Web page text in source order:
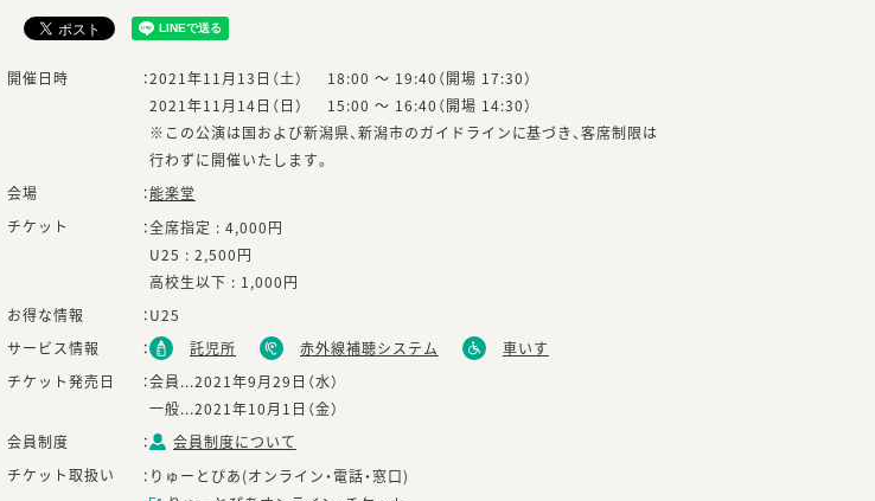
開催日時 ：2021年11月13日（土）
18:00 ～ 19:40（開場 17:30）
2021年11月14日（日）
15:00 ～ 16:40（開場 14:30）
※この公演は国および新潟県、新潟市のガイドラインに基づき、客席制限は
行わずに開催いたします。
会場
：能楽堂
チケット
：全席指定 : 4,000円
U25 : 2,500円
高校生以下 : 1,000円
お得な情報
：U25
サービス情報
： 託児所 赤外線補聴システム
車いす
チケット発売日
：会員...2021年9月29日（水）
一般...2021年10月1日（金）
会員制度
：
会員制度について
チケット取扱い
： りゅーとぴあ(オンライン・電話・窓口)